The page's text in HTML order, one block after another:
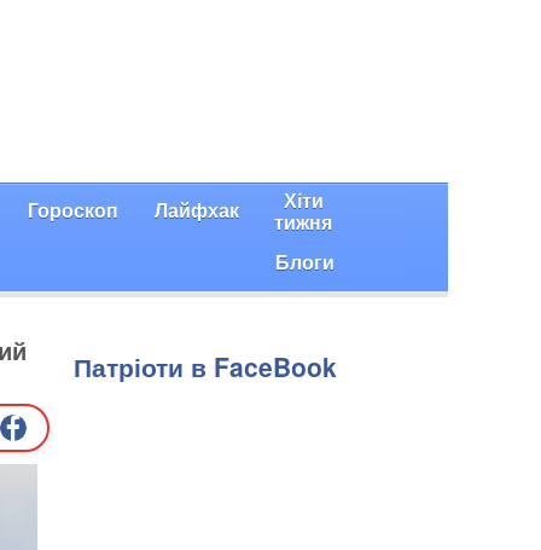
Гороскоп Лайфхак Хіти
тижня
Блоги
Патріоти в FaceBook